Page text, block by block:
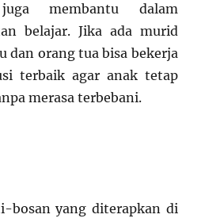
membantu dalam
belajar. Jika ada murid
dan orang tua bisa bekerja
terbaik agar anak tetap
merasa terbebani.
bosan yang diterapkan di